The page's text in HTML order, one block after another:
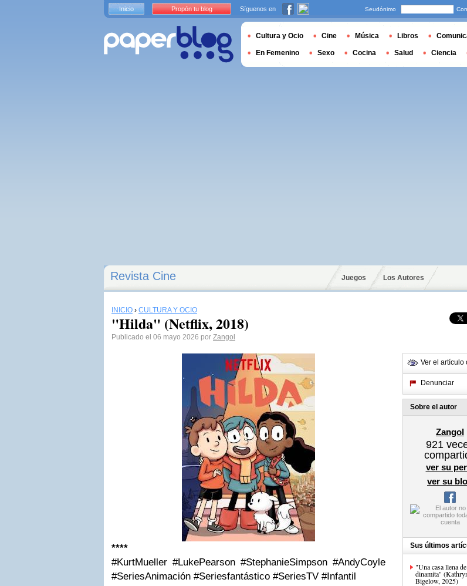
Revista Cine Juegos Los Autores
INICIO › CULTURA Y OCIO
"Hilda" (Netflix, 2018)
Publicado el 06 mayo 2026 por Zangol
****
#KurtMueller #LukePearson #StephanieSimpson #AndyCoyle
#SeriesAnimación #Seriesfantástico #SeriesTV #Infantil
Ver el artículo
Denunciar
Sobre el autor
Zangol
921
ver su
ver su
Sus últimos
"Una casa llena de
dinamita"
Bigelow, 2025)
Inicio Propón tu blog Síguenos en Seudónimo
Cultura y Ocio Cine Música Libros
En Femenino Sexo Cocina Salud Ciencia